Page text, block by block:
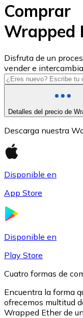
USD Coin
USDC
Comprar
Wrapped
Disfruta de un
vender e
Detalles del precio de
Descarga nuestra
Disponible en
App Store
Disponible en
Play Store
Cuatro formas de
Encuentra la forma
ofrecemos multitud
Wrapped Ether de